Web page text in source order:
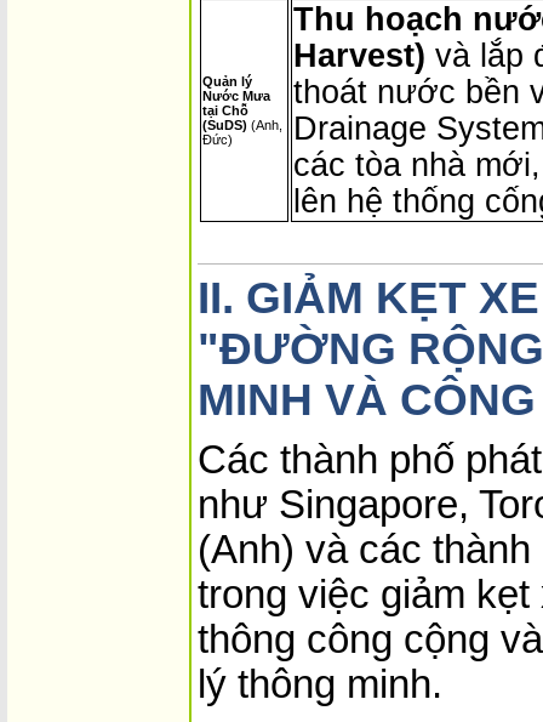
Quản lý
Nước Mưa
tại Chỗ
(SuDS) (Anh,
Đức)
Thu hoạch
Harvest) và lắp
thoát nước bền
Drainage
các tòa nhà
lên hệ thống
II. GIẢM KẸT
"ĐƯỜNG
MINH VÀ
Các thành phố
như Singapore,
(Anh) và các
trong việc giảm
thông công cộng
lý thông minh.